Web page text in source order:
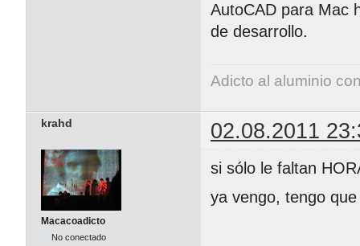
AutoCAD para Mac
de desarrollo.
Adicto al aluminio
krahd 02.08.2011
Macacoadicto
No conectado
si sólo le faltan
ya vengo, tengo